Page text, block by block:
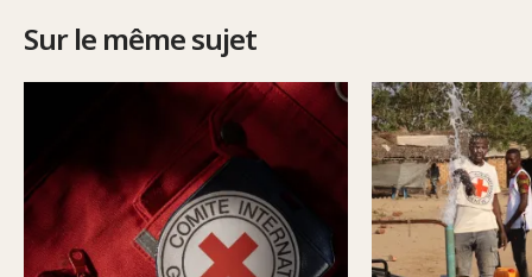
Sur le même sujet